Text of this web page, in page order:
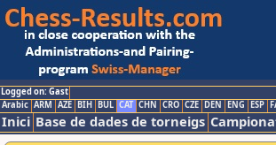
Logged on: Gast
Arabic ARM AZE BIH BUL CAT CHN CRO CZE DEN ENG ESP
Inici Base de dades de torneigs